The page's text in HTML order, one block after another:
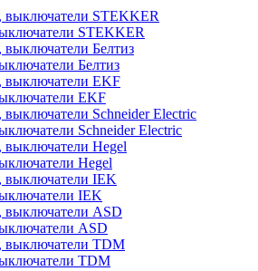
STEKKER
Белтиз
EKF
Schneider Electric
Hegel
IEK
ASD
TDM